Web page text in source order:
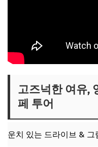
고즈넉한 여유,
페 투어
운치 있는 드라이브 & 그